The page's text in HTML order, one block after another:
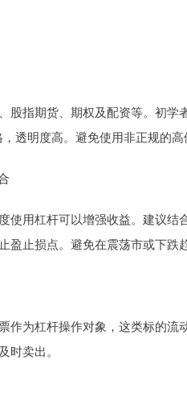
股指期货、期权及配资等。初
透明度高。避免使用非正规的高
使用杠杆可以增强收益。建议
盈止损点。避免在震荡市或下跌
作为杠杆操作对象，这类标的
时卖出。